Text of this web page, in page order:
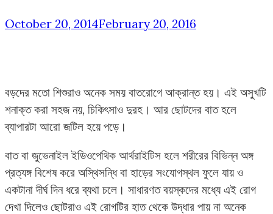
October 20, 2014February 20, 2016
বড়দের মতো শিশুরাও অনেক সময় বাতরোগে আক্রান্ত হয়। এই অসুখটি
শনাক্ত করা সহজ নয়, চিকিৎসাও দুরহ। আর ছোটদের বাত হলে
ব্যাপারটা আরো জটিল হয়ে পড়ে।
বাত বা জুভেনাইল ইডিওপেথিক আর্থরাইটিস হলে শরীরের বিভিন্ন অঙ্গ
প্রত্যঙ্গ বিশেষ করে অস্থিসন্ধি বা হাড়ের সংযোগস্থল ফুলে যায় ও
একটানা দীর্ঘ দিন ধরে ব্যথা চলে। সাধারণত বয়স্কদের মধ্যে এই রোগ
দেখা দিলেও ছোটরাও এই রোগটির হাত থেকে উদ্ধার পায় না অনেক